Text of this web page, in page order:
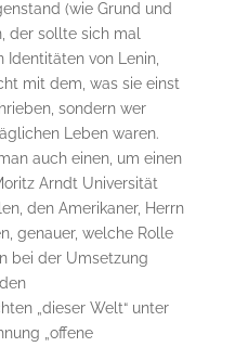
(wie Grund und
der sollte sich mal
von Lenin,
mit dem, was sie einst
sondern wer
Leben waren.
auch einen, um einen
Arndt Universität
den Amerikaner, Herrn
genauer, welche Rolle
bei der Umsetzung
„dieser Welt“ unter
„offene